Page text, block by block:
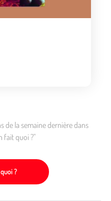
de la semaine dernière dans
fait quoi ?"
?